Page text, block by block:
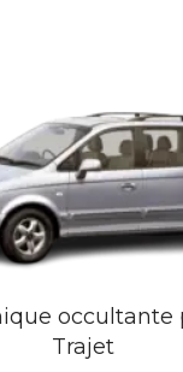
occultante
Trajet